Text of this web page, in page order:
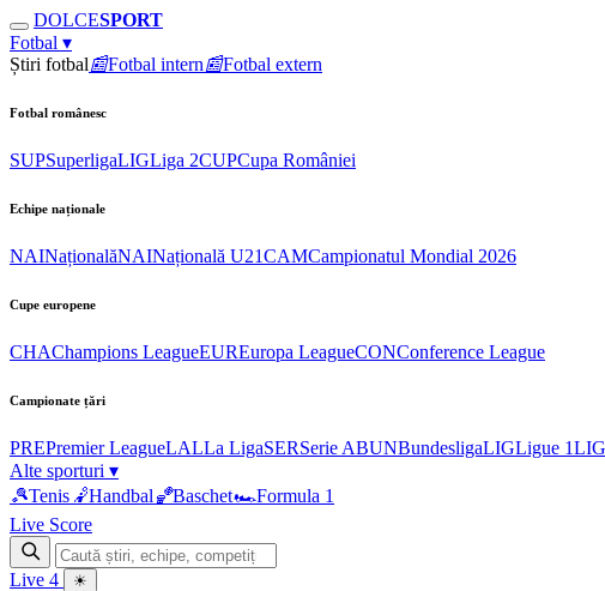
DOLCESPORT
Fotbal ▾
Știri fotbal📰Fotbal intern📰Fotbal extern
Fotbal românesc
SUPSuperligaLIGLiga 2CUPCupa României
Echipe naționale
NAINaționalăNAINațională U21CAMCampionatul Mondial 2026
Cupe europene
CHAChampions LeagueEUREuropa LeagueCONConference League
Campionate țări
PREPremier LeagueLALLa LigaSERSerie ABUNBundesligaLIGLigue 1LIG
Alte sporturi ▾
🎾Tenis 🤾Handbal🏀Baschet🏎Formula 1
Live Score
Live 4 ☀